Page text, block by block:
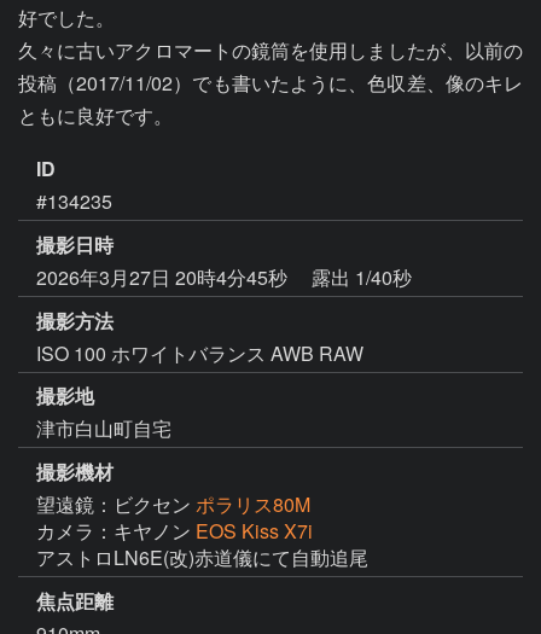
好でした。
久々に古いアクロマートの鏡筒を使用しましたが、以前の
投稿（2017/11/02）でも書いたように、色収差、像のキレ
ともに良好です。
ID
#134235
撮影日時
2026年3月27日 20時4分45秒
露出 1/40秒
撮影方法
ISO 100 ホワイトバランス AWB RAW
撮影地
津市白山町自宅
撮影機材
望遠鏡：ビクセン ポラリス80M
カメラ：キヤノン EOS Kiss X7i
アストロLN6E(改)赤道儀にて自動追尾
焦点距離